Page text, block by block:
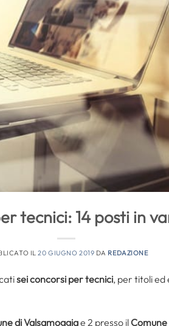
tecnici: 14 posti in
IL20 GIUGNO 2019 DA REDAZIONE
seiconcorsi per tecnici, per titoli ed
di Valsamoggiae 2 presso il Comune